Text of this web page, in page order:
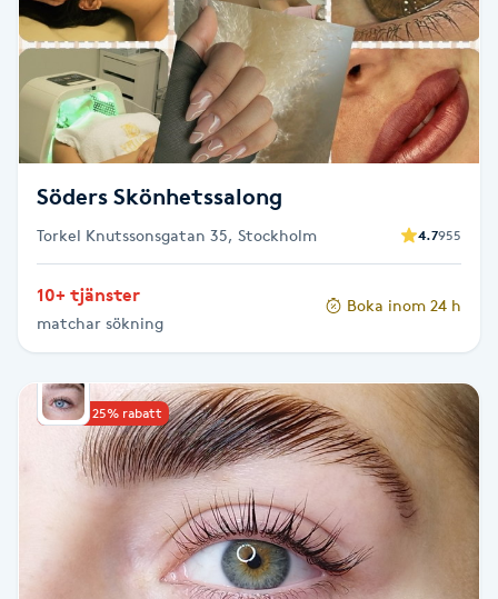
Kinesisk medicin
Kiropraktik
Klippning
Klippning & Slingor
Koppningsmassage
Kosmetisk tatuering
Kostrådgivning
Söders Skönhetssalong
Torkel Knutssonsgatan 35, Stockholm 4.7955
10+ tjänster
matchar sökning
Boka inom 24 h
Upp till 25% rabatt